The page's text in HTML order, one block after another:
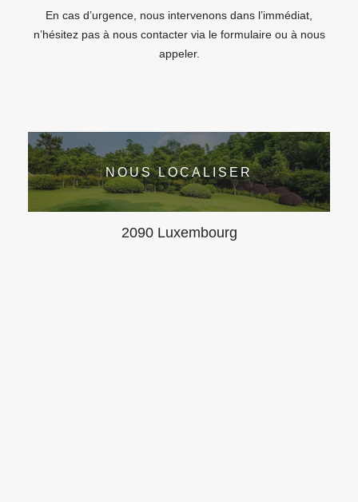
En cas d’urgence, nous intervenons dans l’immédiat,
n’hésitez pas à nous contacter via le formulaire ou à nous
appeler.
NOUS LOCALISER
2090 Luxembourg